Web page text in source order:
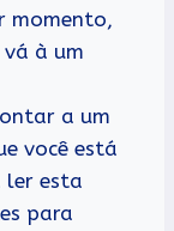
momento,
à um
a um
você está
ler esta
para